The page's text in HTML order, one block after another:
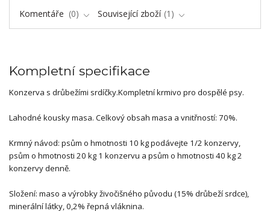
Komentáře
0 Související zboží 1
Kompletní specifikace
Konzerva s drůbežími srdíčky.Kompletní krmivo pro dospělé psy.
Lahodné kousky masa. Celkový obsah masa a vnitřností: 70%.
Krmný návod: psům o hmotnosti 10 kg podávejte 1/2 konzervy,
psům o hmotnosti 20 kg 1 konzervu a psům o hmotnosti 40 kg 2
konzervy denně.
Složení: maso a výrobky živočišného původu (15% drůbeží srdce),
minerální látky, 0,2% řepná vláknina.